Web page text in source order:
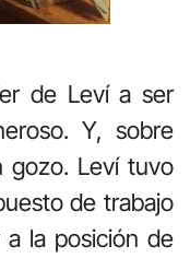
de Leví a ser
Y, sobre
gozo. Leví tuvo
de trabajo
la posición de